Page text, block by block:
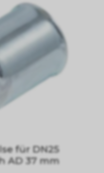
für DN25
AD 37 mm